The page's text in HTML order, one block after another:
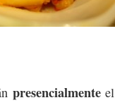
presencialmente